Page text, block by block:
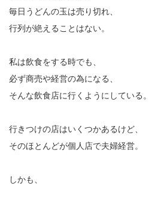
毎日うどんの玉は売り切れ、
行列が絶えることはない。
私は飲食をする時でも、
必ず商売や経営の為になる、
そんな飲食店に行くようにしている。
行きつけの店はいくつかあるけど、
そのほとんどが個人店で夫婦経営。
しかも、